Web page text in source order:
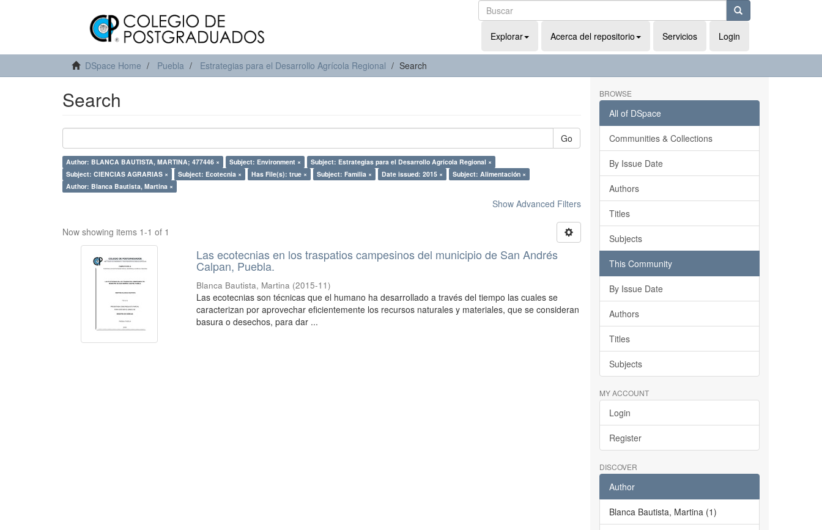
Explorar Acerca del repositorio Servicios Login
DSpace Home Puebla Estrategias para el Desarrollo Agrícola Regional Search
Search
Go
Author: BLANCA BAUTISTA, MARTINA; 477446 × Subject: Environment ×
Subject: Estrategias para el Desarrollo Agrícola Regional ×
Subject: CIENCIAS AGRARIAS ×
Subject: Ecotecnia × Has File(s): true × Subject: Familia × Date issued: 2015 ×
Subject: Alimentación ×
Author: Blanca Bautista, Martina ×
Show Advanced Filters
Now showing items 1-1 of 1
Las ecotecnias en los traspatios campesinos del municipio de San Andrés
Calpan, Puebla.
Blanca Bautista, Martina (2015-11)
Las ecotecnias son técnicas que el humano ha desarrollado a través del tiempo las cuales se
caracterizan por aprovechar eficientemente los recursos naturales y materiales, que se consideran
basura o desechos, para dar ...
BROWSE
All of DSpace
Communities & Collections
By Issue Date
Authors
Titles
Subjects
This Community
By Issue Date
Authors
Titles
Subjects
MY ACCOUNT
Login
Register
DISCOVER
Author
Blanca Bautista, Martina (1)